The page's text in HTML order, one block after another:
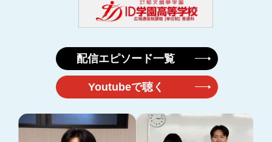
配信エピソード一覧
Youtubeで聴く